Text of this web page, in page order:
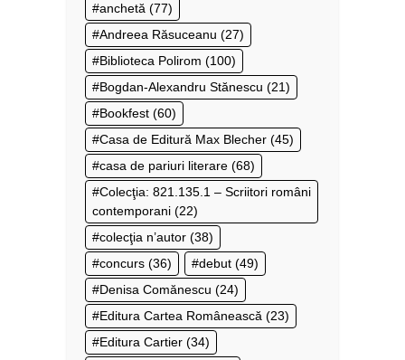
anchetă (77)
Andreea Răsuceanu (27)
Biblioteca Polirom (100)
Bogdan-Alexandru Stănescu (21)
Bookfest (60)
Casa de Editură Max Blecher (45)
casa de pariuri literare (68)
Colecţia: 821.135.1 – Scriitori români
contemporani (22)
colecţia n’autor (38)
concurs (36) debut (49)
Denisa Comănescu (24)
Editura Cartea Românească (23)
Editura Cartier (34)